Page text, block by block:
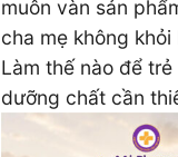
muôn vàn sản
cha mẹ không khỏi
Làm thế nào để trẻ
dưỡng chất cần